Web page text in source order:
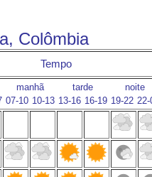
Colômbia
Tempo
manhã tarde
noite
07-10 10-13 13-16 16-19 19-22 22-